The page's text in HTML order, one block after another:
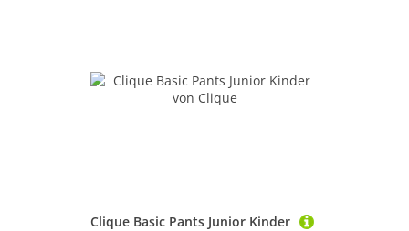
Clique Basic Pants Junior Kinder